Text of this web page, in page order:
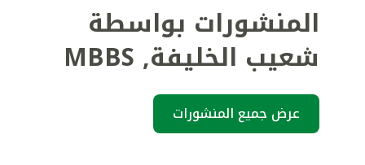
المنشورات بواسطة
شعيب الخليفة,
MBBS
عرض جميع المنشورات